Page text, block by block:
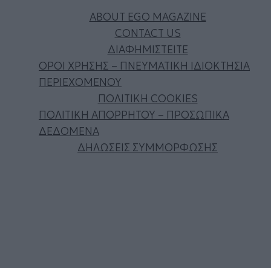
ABOUT EGO MAGAZINE
CONTACT US
ΔΙΑΦΗΜΙΣΤΕΙΤΕ
ΟΡΟΙ ΧΡΗΣΗΣ – ΠΝΕΥΜΑΤΙΚΗ ΙΔΙΟΚΤΗΣΙΑ
ΠΕΡΙΕΧΟΜΕΝΟΥ
ΠΟΛΙΤΙΚΗ COOKIES
ΠΟΛΙΤΙΚΗ ΑΠΟΡΡΗΤΟΥ – ΠΡΟΣΩΠΙΚΑ
ΔΕΔΟΜΕΝΑ
ΔΗΛΩΣΕΙΣ ΣΥΜΜΟΡΦΩΣΗΣ